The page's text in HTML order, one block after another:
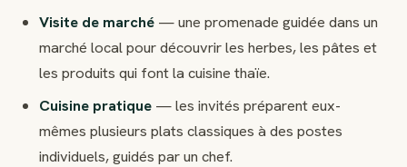
Visite de marché— une promenade guidée dans un
marché local pour découvrir les herbes, les pâtes et
les produits qui font la cuisine thaïe.
Cuisine pratique— les invités préparent eux-
mêmes plusieurs plats classiques à des postes
individuels, guidés par un chef.